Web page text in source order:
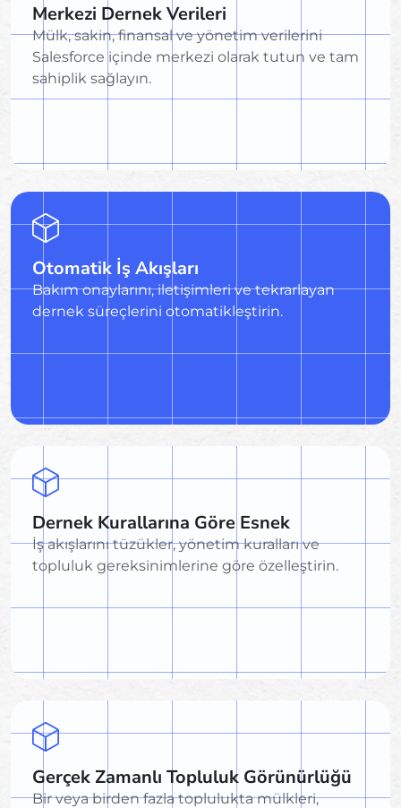
Merkezi Dernek Verileri
Mülk, sakin, finansal ve yönetim verilerini
Salesforce içinde merkezi olarak tutun ve tam
sahiplik sağlayın.
Otomatik İş Akışları
Bakım onaylarını, iletişimleri ve tekrarlayan
dernek süreçlerini otomatikleştirin.
Dernek Kurallarına Göre Esnek
İş akışlarını tüzükler, yönetim kuralları ve
topluluk gereksinimlerine göre özelleştirin.
Gerçek Zamanlı Topluluk Görünürlüğü
Bir veya birden fazla toplulukta mülkleri,